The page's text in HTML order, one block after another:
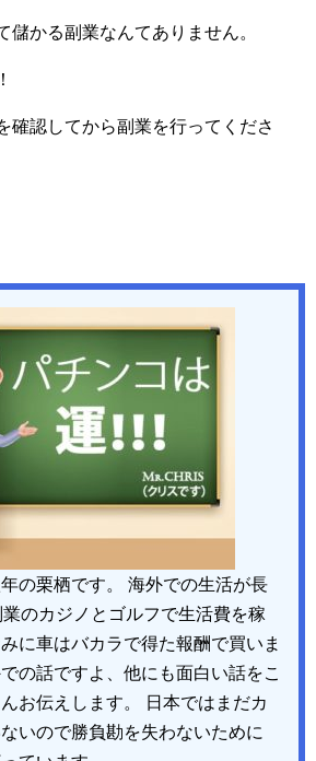
儲かる副業なんてありません。
確認してから副業を行ってくださ
の栗栖です。 海外での生活が長
のカジノとゴルフで生活費を稼
に車はバカラで得た報酬で買いま
の話ですよ、他にも面白い話をこ
お伝えします。 日本ではまだカ
いので勝負勘を失わないために